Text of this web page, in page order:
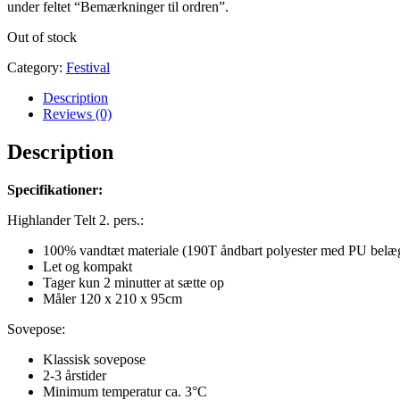
under feltet “Bemærkninger til ordren”.
Out of stock
Category: Festival
Description
Reviews (0)
Description
Specifikationer:
Highlander Telt 2. pers.:
100% vandtæt materiale (190T åndbart polyester med PU
Let og kompakt
Tager kun 2 minutter at sætte op
Måler 120 x 210 x 95cm
Sovepose:
Klassisk sovepose
2-3 årstider
Minimum temperatur ca. 3°C